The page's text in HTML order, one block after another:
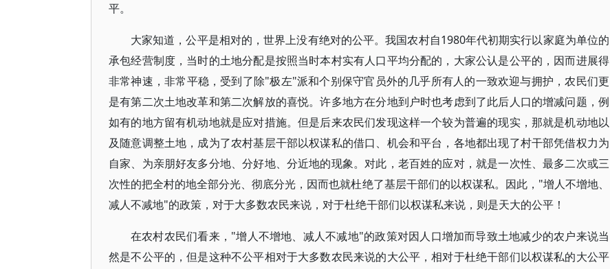
平。
大家知道，公平是相对的，世界上没有绝对的公平。我国农村自1980年代初期实行以家庭为单位的
承包经营制度，当时的土地分配是按照当时本村实有人口平均分配的，大家公认是公平的，因而进展得
非常神速，非常平稳，受到了除"极左"派和个别保守官员外的几乎所有人的一致欢迎与拥护，农民们更
是有第二次土地改革和第二次解放的喜悦。许多地方在分地到户时也考虑到了此后人口的增减问题，例
如有的地方留有机动地就是应对措施。但是后来农民们发现这样一个较为普遍的现实，那就是机动地以
及随意调整土地，成为了农村基层干部以权谋私的借口、机会和平台，各地都出现了村干部凭借权力为
自家、为亲朋好友多分地、分好地、分近地的现象。对此，老百姓的应对，就是一次性、最多二次或三
次性的把全村的地全部分光、彻底分光，因而也就杜绝了基层干部们的以权谋私。因此，"增人不增地、
减人不减地"的政策，对于大多数农民来说，对于杜绝干部们以权谋私来说，则是天大的公平！
在农村农民们看来，"增人不增地、减人不减地"的政策对因人口增加而导致土地减少的农户来说当
然是不公平的，但是这种不公平相对于大多数农民来说的大公平，相对于杜绝干部们以权谋私的大公平